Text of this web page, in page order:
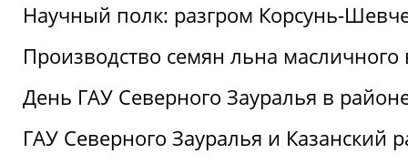
Научный полк: разгром Корсунь-
Производство семян льна
День ГАУ Северного Зауралья в
ГАУ Северного Зауралья и Казанский